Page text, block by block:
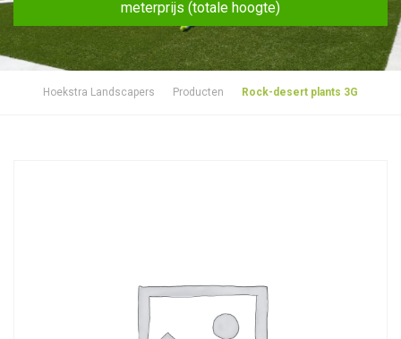
meterprijs (totale hoogte)
Hoekstra Landscapers Producten Rock-desert plants 3G